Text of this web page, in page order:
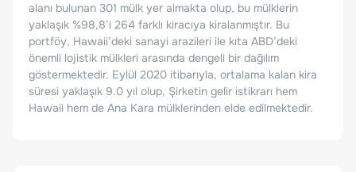
alanı bulunan 301 mülk yer almakta olup, bu mülklerin
yaklaşık %98,8’i 264 farklı kiracıya kiralanmıştır. Bu
portföy, Hawaii’deki sanayi arazileri ile kıta ABD’deki
önemli lojistik mülkleri arasında dengeli bir dağılım
göstermektedir. Eylül 2020 itibarıyla, ortalama kalan kira
süresi yaklaşık 9.0 yıl olup, Şirketin gelir istikrarı hem
Hawaii hem de Ana Kara mülklerinden elde edilmektedir.